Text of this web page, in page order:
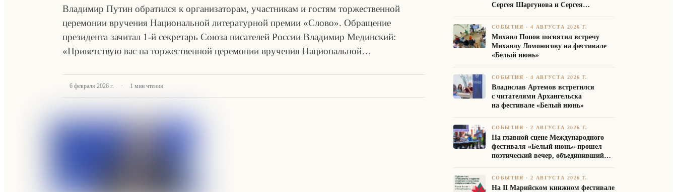
Владимир Путин обратился к организаторам, участникам и гостям торжественной
церемонии вручения Национальной литературной премии «Слово». Обращение
президента зачитал 1-й секретарь Союза писателей России Владимир Мединский:
«Приветствую вас на торжественной церемонии вручения Национальной…
6 февраля 2026 г. · 1 мин чтения
Сергея Шаргунова и Сергея
СОБЫТИЯ ·4 АВГУСТА 2026 Г.
Михаил Попов посвятил встречу
Михаилу Ломоносову на фестивале
«Белый июнь»
СОБЫТИЯ ·4 АВГУСТА 2026 Г.
Владислав Артемов встретился
с читателями Архангельска
на фестивале «Белый июнь»
СОБЫТИЯ ·2 АВГУСТА 2026 Г.
На главной сцене Международного
фестиваля «Белый июнь» прошел
поэтический вечер, объединивший
СОБЫТИЯ ·2 АВГУСТА 2026 Г.
На II Марийском книжном фестивале